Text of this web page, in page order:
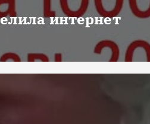
интернет